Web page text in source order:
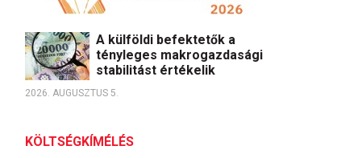
A külföldi befektetők a
tényleges makrogazdasági
stabilitást értékelik
2026. AUGUSZTUS 5.
KÖLTSÉGKÍMÉLÉS